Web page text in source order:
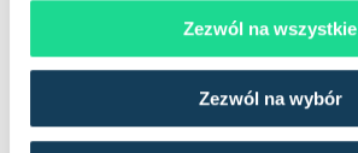
Zezwól na wszystkie
Zezwól na wybór